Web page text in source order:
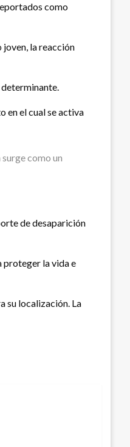
como
joven, la reacción
en el cual se activa
como un
de desaparición
proteger la vida e
su localización. La